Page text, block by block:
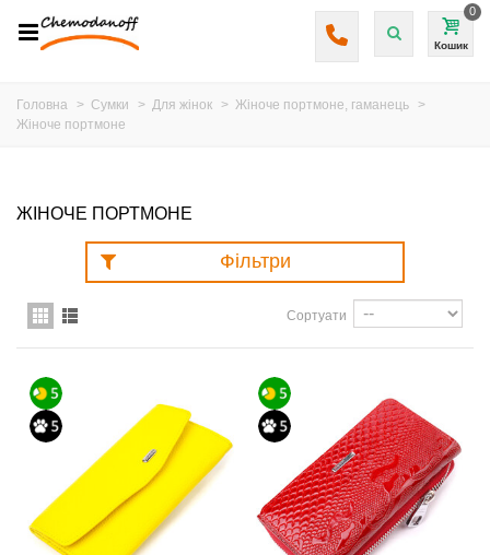
Кошик
0
Головна > Сумки > Для жінок > Жіноче портмоне, гаманець
>
Жіноче портмоне
ЖІНОЧЕ ПОРТМОНЕ
Фільтри
Сортуати